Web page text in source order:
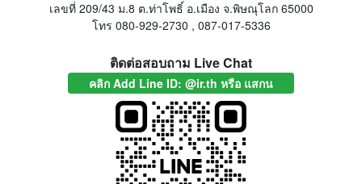
เลขที่ 209/43 ม.8 ต.ท่าโพธิ์ อ.เมือง จ.พิษณุโลก 65000
โทร 080-929-2730 , 087-017-5336
ติดต่อสอบถาม Live Chat
คลิก Add Line ID: @ir.th หรือ แสกน